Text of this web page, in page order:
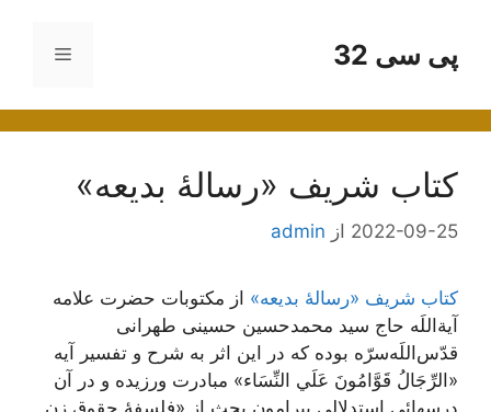
محتواپی سی 32 فهرست
کتاب شریف «رسالۀ بدیعه»
2022-09-25 از admin
کتاب شریف «رسالۀ بدیعه» از مکتوبات حضرت علامه
آیة‌اللَه حاج سید محمدحسین حسینی طهرانی
قدّس‌اللَه‌سرّه بوده که در این اثر به شرح و تفسير آيه
«الرِّجَالُ قَوَّامُونَ عَلَي‌ النِّسَاء» مبادرت ورزیده و در آن‌
درسهائي‌ استدلالي پیرامون بحث از «فلسفۀ حقوق زن